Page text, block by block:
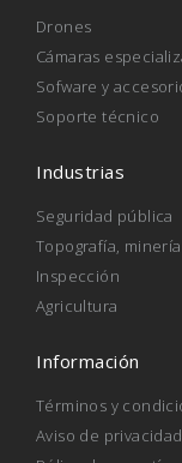
Drones
Cámaras
Sofware y
Soporte técnico
Industrias
Seguridad pública
Topografía,
Inspección
Agricultura
Información
Términos y
Aviso de privacidad